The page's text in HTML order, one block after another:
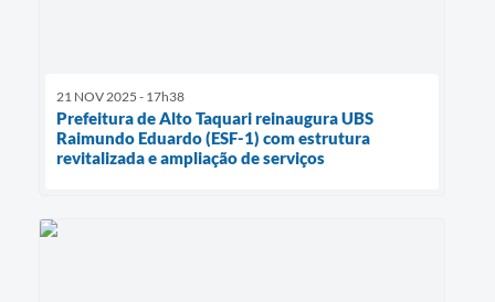
21 NOV 2025 - 17h38
Prefeitura de Alto Taquari reinaugura UBS
Raimundo Eduardo (ESF-1) com estrutura
revitalizada e ampliação de serviços